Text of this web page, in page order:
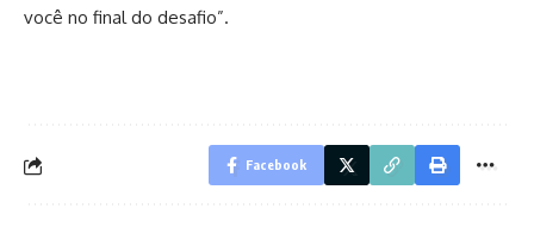
você no final do desafio”.
Facebook